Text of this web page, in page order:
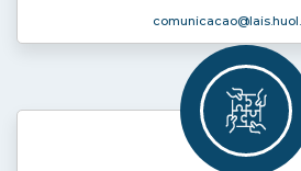
comunicacao